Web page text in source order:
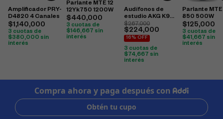
Amplificador PRY-
D4820 4 Canales
$1,140,000
3 cuotas de
$380,000 sin
interés
Parlante MTE 12
12Yk750 1200W
$440,000
3 cuotas de
$146,667 sin
interés
Audífonos de
estudio AKG K92
cerrados
$267,000
$224,000
16% OFF
3 cuotas de
$ 74,667 sin
interés
Parlante
850 500W
$125,000
3 cuotas de
$41,667 sin
interés